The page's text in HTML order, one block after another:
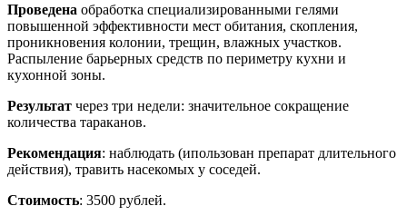
Проведена обработка специализированными гелями
повышенной эффективности мест обитания, скопления,
проникновения колонии, трещин, влажных участков.
Распыление барьерных средств по периметру кухни и
кухонной зоны.
Результат через три недели: значительное сокращение
количества тараканов.
Рекомендация: наблюдать (ипользован препарат длительного
действия), травить насекомых у соседей.
Стоимость: 3500 рублей.